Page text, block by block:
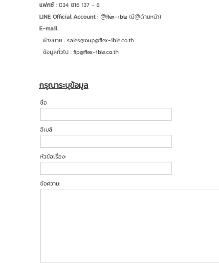
เกี่ยวกับเรา
รางวัลการันตี
แฟกซ์: 034 816 137 - 8
LINE Official Account​: @flex-ible (มี@ด้านหน้า)
E-mail
ฝ่ายขาย : salesgroup@flex-ible.co.th
ข้อมูลทั่วไป : fip@flex-ible.co.th
กรุณาระบุข้อมูล
ชื่อ
อีเมล์
หัวข้อเรื่อง:
ข้อความ: